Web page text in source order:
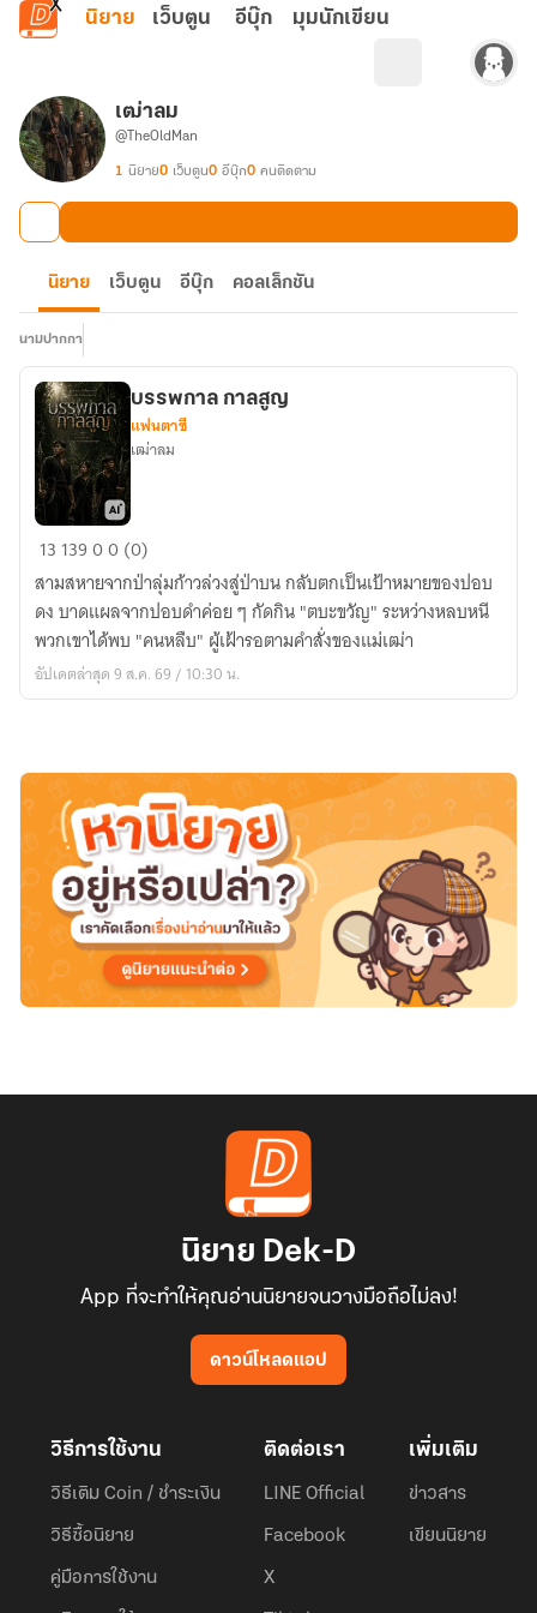
ข้ามไปยังเนื้อหาหลัก
นิยาย เว็บตูน อีบุ๊ก มุมนักเขียน
เฒ่าลม
@TheOldMan
1 นิยาย0 เว็บตูน0 อีบุ๊ก0 คนติดตาม
นิยาย เว็บตูน อีบุ๊ก คอลเล็กชัน
นามปากกา
บรรพ
กาล
สูญ
บรรพกาล กาลสูญ
แฟนตาซี
เฒ่าลม
13 13900 (0)
สามสหายจากป่าลุ่มก้าวล่วงสู่ป่าบน กลับตกเป็นเป้าหมายของปอบ
ดง บาดแผลจากปอบดำค่อย ๆ กัดกิน "ตบะขวัญ" ระหว่างหลบหนี
พวกเขาได้พบ "คนหลืบ" ผู้เฝ้ารอตามคำสั่งของแม่เฒ่า
อัปเดตล่าสุด 9 ส.ค. 69 / 10:30 น.
นิยาย Dek-D
App ที่จะทำให้คุณอ่านนิยายจนวางมือถือไม่ลง!
ดาวน์โหลดแอป
วิธีการใช้งาน
วิธีเติม Coin / ชำระเงิน
วิธีซื้อนิยาย
คู่มือการใช้งาน
ติดต่อเรา
LINE Official
Facebook
X
เพิ่มเติม
ข่าวสาร
เขียนนิยาย